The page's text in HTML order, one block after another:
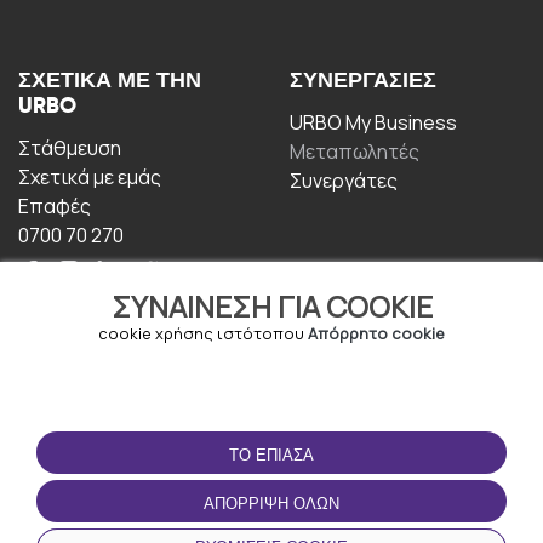
ΣΥΝΑΊΝΕΣΗ ΓΙΑ COOKIE
cookie χρήσης ιστότοπου Απόρρητο cookie
ΤΟ ΈΠΙΑΣΑ
ΑΠΌΡΡΙΨΗ ΌΛΩΝ
ΣΧΕΤΙΚΆ ΜΕ ΤΗΝ
URBO
Στάθμευση
Σχετικά με εμάς
Επαφές
0700 70 270
ΣΥΝΕΡΓΑΣΊΕΣ
URBO My Business
Μεταπωλητές
Συνεργάτες
ΟΡΟΙ ΧΡΉΣΗΣ
Οροι και Προϋποθέσεις
Πολιτική απορρήτου
ΚΑΤΕΒΆΣΤΕ ΤΗΝ
ΕΦΑΡΜΟΓΉ